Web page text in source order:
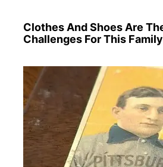
Clothes And Shoes Are
Challenges For This